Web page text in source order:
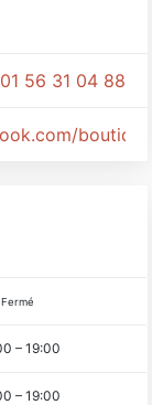
01 56 31 04 88
Fermé
– 19:00
– 19:00